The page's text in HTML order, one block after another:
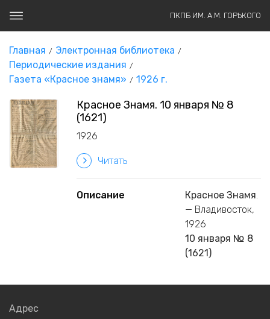
ПКПБ ИМ. А.М. ГОРЬКОГО
Главная
Электронная библиотека
Периодические издания
Газета «Красное знамя»
1926 г.
Красное Знамя. 10 января № 8
(1621)
1926
Читать
Описание Красное Знамя.
— Владивосток,
1926
10 января № 8
(1621)
Адрес